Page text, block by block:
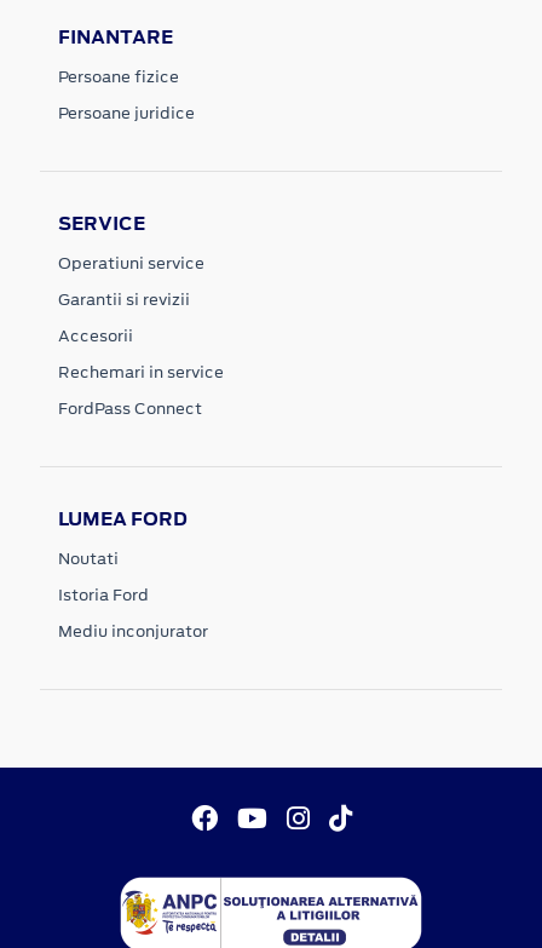
FINANTARE
Persoane fizice
Persoane juridice
SERVICE
Operatiuni service
Garantii si revizii
Accesorii
Rechemari in service
FordPass Connect
LUMEA FORD
Noutati
Istoria Ford
Mediu inconjurator